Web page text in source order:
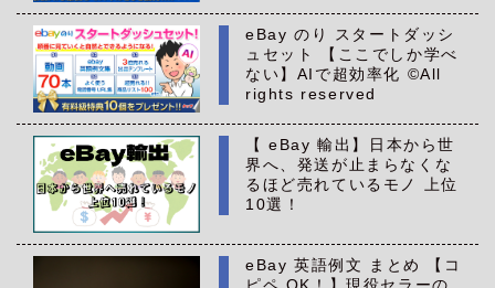
eBay のり スタートダッシ
ュセット 【ここでしか学べ
ない】AIで超効率化 ©All
rights reserved
【 eBay 輸出】日本から世
界へ、発送が止まらなくな
るほど売れているモノ 上位
10選！
eBay 英語例文 まとめ 【コ